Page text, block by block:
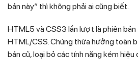
bản này” thì không phải ai cũng biết.
HTML5 và CSS3 lần lượt là phiên
HTML/CSS. Chúng thừa hưởng toàn
bản cũ, loại bỏ các tính năng kém